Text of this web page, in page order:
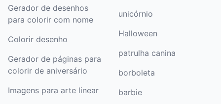
Gerador de desenhos
para colorir com nome
Colorir desenho
Gerador de páginas para
colorir de aniversário
Imagens para arte linear
unicórnio
Halloween
patrulha canina
borboleta
barbie